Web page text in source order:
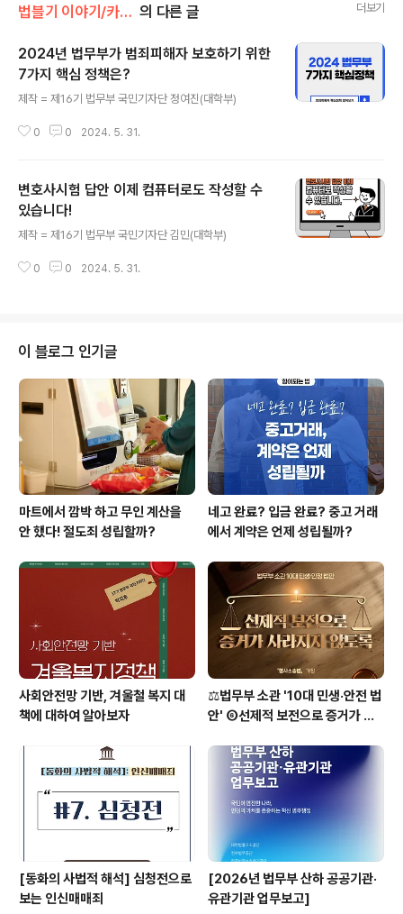
법블기 이야기/카드로 본 법 의 다른 글 더보기
2024년 법무부가 범죄피해자 보호하기 위한
7가지 핵심 정책은?
제작 = 제16기 법무부 국민기자단 정여진(대학부)
0 0 2024. 5. 31.
변호사시험 답안 이제 컴퓨터로도 작성할 수
있습니다!
제작 = 제16기 법무부 국민기자단 김민(대학부)
0 0 2024. 5. 31.
이 블로그 인기글
마트에서 깜박 하고 무인 계산을
안 했다! 절도죄 성립할까?
네고 완료? 입금 완료? 중고 거래
에서 계약은 언제 성립될까?
사회안전망 기반, 겨울철 복지 대
책에 대하여 알아보자
⚖️법무부 소관 '10대 민생·안전 법
안' ⑥선제적 보전으로 증거가 사
[동화의 사법적 해석] 심청전으로
보는 인신매매죄
[2026년 법무부 산하 공공기관·
유관기관 업무보고]